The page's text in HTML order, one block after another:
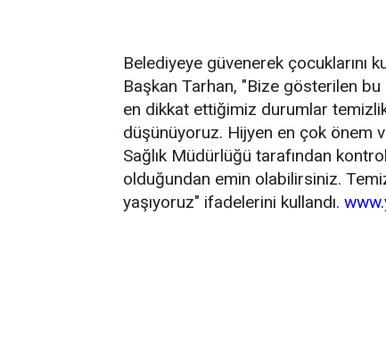
Belediyeye güvenerek çocuklarını
Başkan Tarhan, "Bize gösterilen
en dikkat ettiğimiz durumlar temizlik
düşünüyoruz. Hijyen en çok önem
Sağlık Müdürlüğü tarafından
olduğundan emin olabilirsiniz.
yaşıyoruz" ifadelerini kullandı.